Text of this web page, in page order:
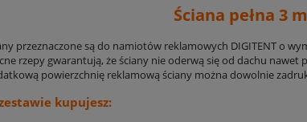
Ściana pełna 3
przeznaczone są do namiotów reklamowych DIGITENT o
rzepy gwarantują, że ściany nie oderwą się od dachu
powierzchnię reklamową ściany można dowolnie
kupujesz: